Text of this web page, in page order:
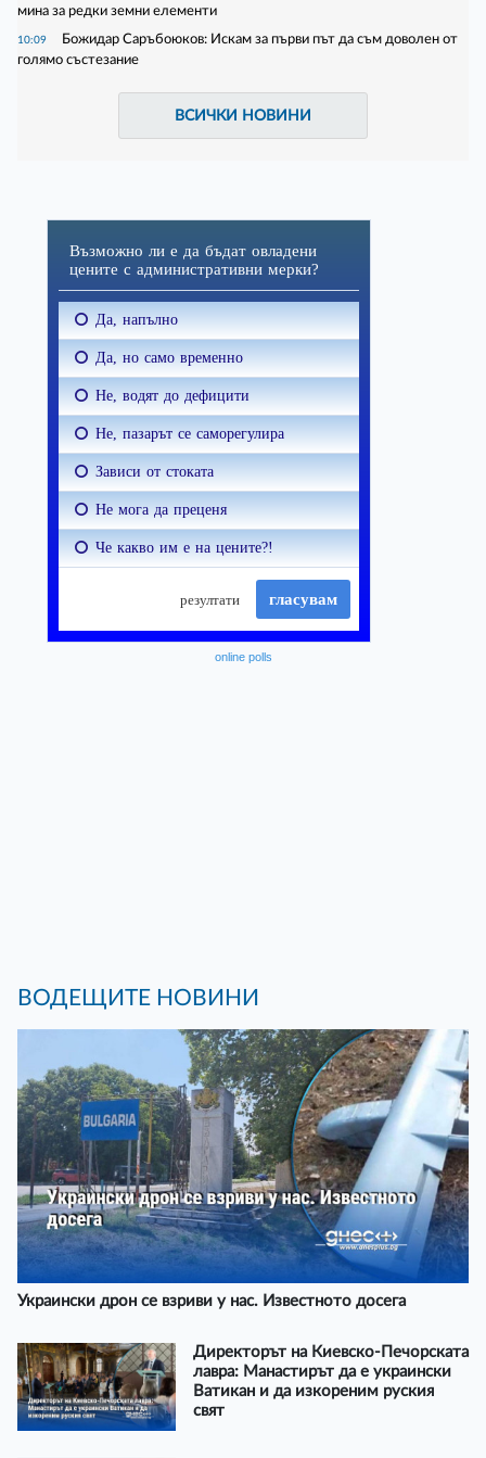
мина за редки земни елементи
10:09
Божидар Саръбоюков: Искам за първи път да съм доволен от
голямо състезание
ВСИЧКИ НОВИНИ
online polls
ВОДЕЩИТЕ НОВИНИ
Украински дрон се взриви у нас. Известното досега
Директорът на Киевско-Печорската
лавра: Манастирът да е украински
Ватикан и да изкореним руския
свят